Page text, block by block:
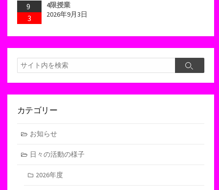
9
3
4限授業
2026年9月3日
検
索
検
カテゴリー
お知らせ
日々の活動の様子
2026年度